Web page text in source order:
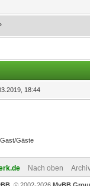
18:44
Gäste
Nach oben